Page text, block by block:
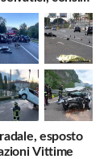
esposto
Vittime